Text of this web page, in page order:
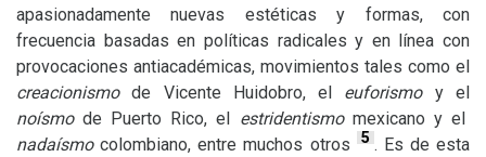
apasionadamente nuevas estéticas y formas, con
frecuencia basadas en políticas radicales y en línea con
provocaciones antiacadémicas, movimientos tales como el
creacionismode Vicente Huidobro, el euforismoy el
noísmode Puerto Rico, el estridentismomexicano y el
nadaísmocolombiano, entre muchos otros 5 . Es de esta